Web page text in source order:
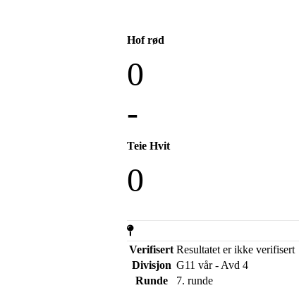
Hof rød
0
-
Teie Hvit
0
Verifisert Resultatet er ikke verifisert
Divisjon G11 vår - Avd 4
Runde
7. runde